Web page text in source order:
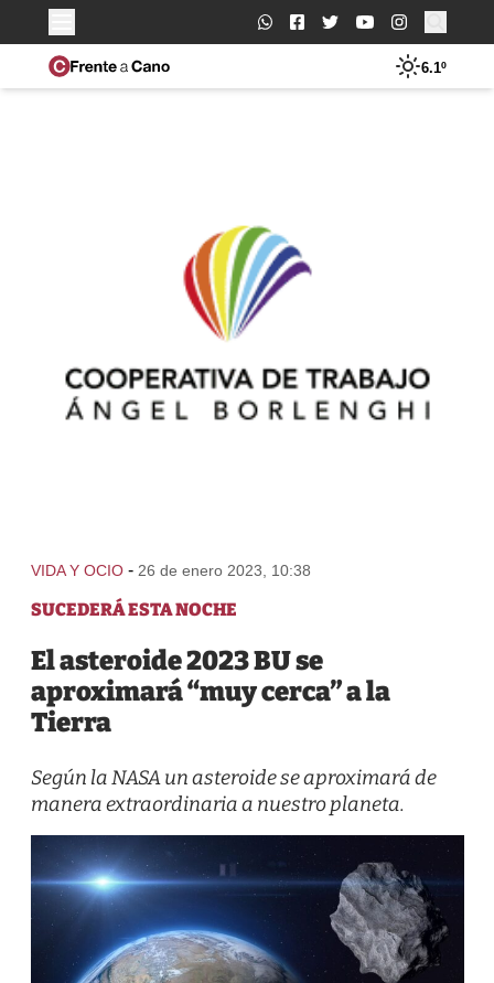
Buscar:
6.1º
VIDA Y OCIO - 26 de enero 2023, 10:38
SUCEDERÁ ESTA NOCHE
El asteroide 2023 BU se
aproximará “muy cerca” a la
Tierra
Según la NASA un asteroide se aproximará de
manera extraordinaria a nuestro planeta.